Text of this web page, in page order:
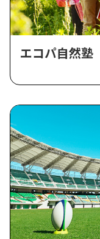
エコパ自然塾